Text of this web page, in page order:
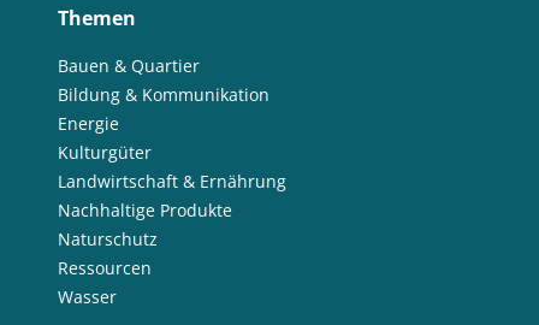
Themen
Bauen & Quartier
Bildung & Kommunikation
Energie
Kulturgüter
Landwirtschaft & Ernährung
Nachhaltige Produkte
Naturschutz
Ressourcen
Wasser